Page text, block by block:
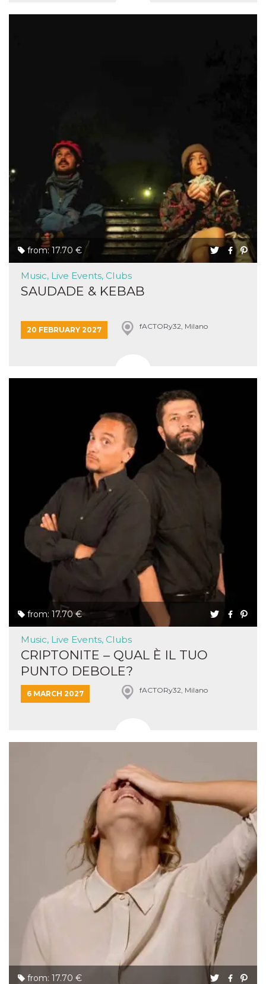
from: 17.70 €
Music, Live Events, Clubs
SAUDADE & KEBAB
20 FEBRUARY 2027 fACTORy32, Milano
from: 17.70 €
Music, Live Events, Clubs
CRIPTONITE – QUAL È IL TUO
PUNTO DEBOLE?
6 MARCH 2027 fACTORy32, Milano
from: 17.70 €